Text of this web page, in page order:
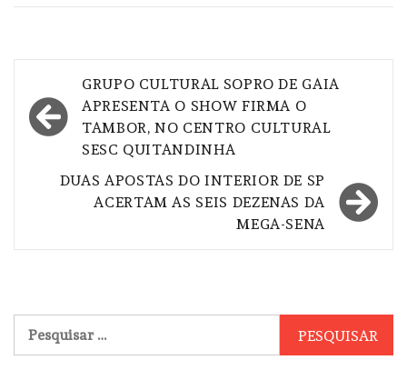
Navegação
de
Post
GRUPO CULTURAL SOPRO DE GAIA
APRESENTA O SHOW FIRMA O
TAMBOR, NO CENTRO CULTURAL
SESC QUITANDINHA
DUAS APOSTAS DO INTERIOR DE SP
ACERTAM AS SEIS DEZENAS DA
MEGA-SENA
por: